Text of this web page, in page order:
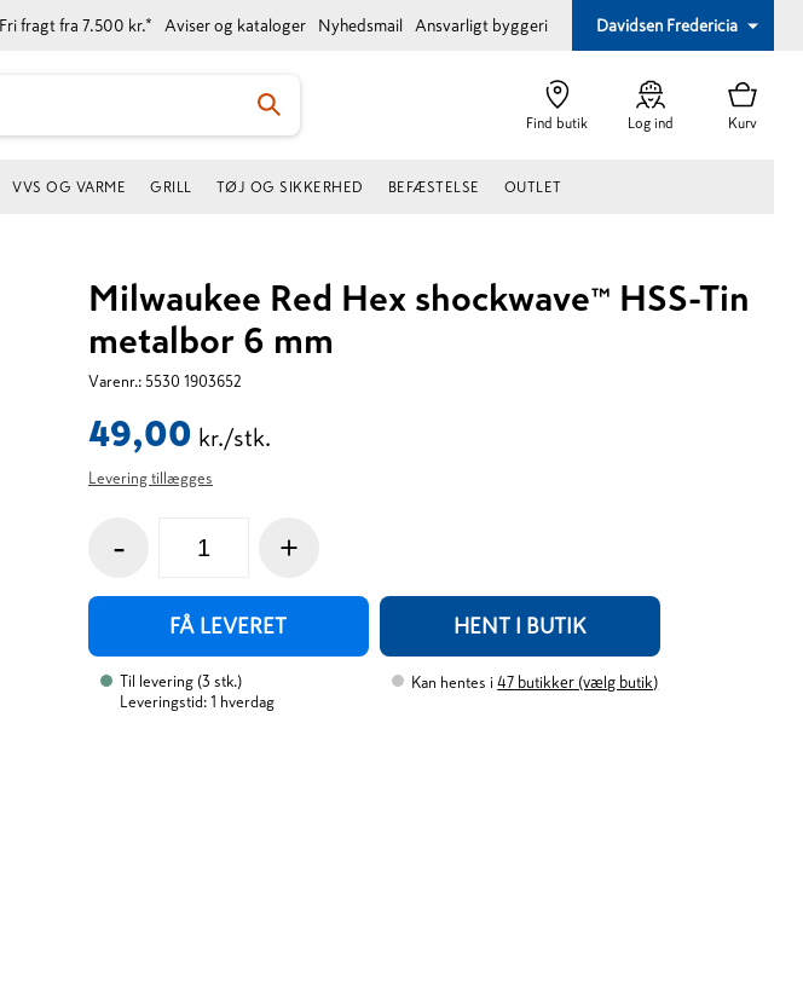
Fri fragt fra 7.500 kr.* Aviser og kataloger Nyhedsmail Ansvarligt byggeri Davidsen Fredericia
Find butik Log ind Kurv
VVS OG VARME GRILL TØJ OG SIKKERHED BEFÆSTELSE OUTLET
Milwaukee Red Hex shockwave™ HSS-Tin
metalbor 6 mm
Varenr.: 5530 1903652
49,00 kr./stk.
Levering tillægges
- +
FÅ LEVERET HENT I BUTIK
Til levering (3 stk.)
Leveringstid: 1 hverdag
Kan hentes i 47 butikker (vælg butik)